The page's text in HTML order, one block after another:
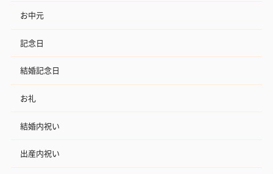
お中元
記念日
結婚記念日
お礼
結婚内祝い
出産内祝い